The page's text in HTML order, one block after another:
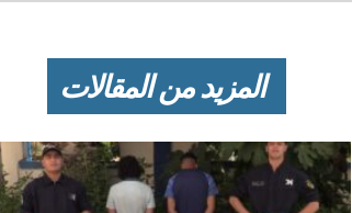
المزيد من المقالات